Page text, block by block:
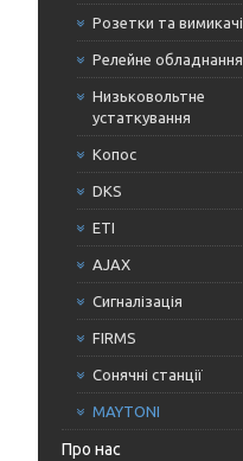
Розетки та вимикачі
Релейне обладнання
Низьковольтне
устаткування
Копос
DKS
ETI
AJAX
Сигналізація
FIRMS
Сонячні станції
MAYTONI
Про нас